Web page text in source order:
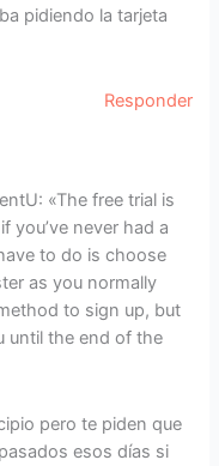
pidiendo la tarjeta
Responder
«The free trial is
you’ve never had a
to do is choose
as you normally
to sign up, but
until the end of the
pero te piden que
esos días si